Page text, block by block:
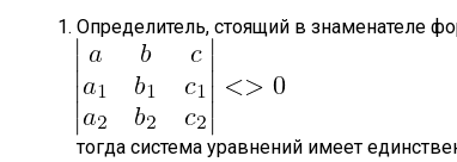
Определитель, стоящий в знаменателе
тогда система уравнений имеет